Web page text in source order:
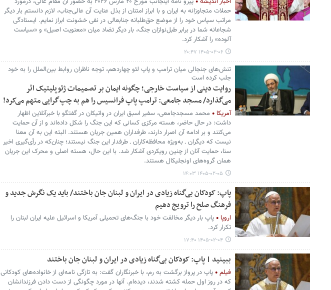
حملات متجاوزانه به ایران و با ابراز امتنان از بذل عنایت آن عالی‌جناب، لازم دانستم بار دیگر
مراتب سپاس خود را از موضع حق‌طلبانه جنابعالی در نفی خشونت ابراز نمایم. ایستادگی
شجاعانه شما در برابر طبل‌نوازان جنگ، بار دیگر تضاد میان «معنویت اصیل» و «سیاست
آلوده» را آشکار کرد.
۱۴۰۵-۰۲-۰۶ ۲۰:۴۷
تنش‌های جنجالی میان ترامپ و پاپ لئو چهاردهم، توجه ناظران روابط بین‌الملل را به خود
جلب کرده است
روایت دینی از سیاست خارجی؛ چگونه ایمان بر تصمیمات ژئوپلیتیک اثر
می‌گذارد/ مسجد جامعی: ترامپ پاپ فرانسیس را هم به چپ‌گرایی متهم می‌کرد!
آمریکا
محمد مسجدجامعی، سفیر اسبق ایران در واتیکان در گفتگو با خبرآنلاین اظهار
داشت: در حال حاضر، هسته مرکزی کسانی که این جنگ را شکل داده‌اند و از آن حمایت
می‌کنند و بر ادامه آن اصرار دارند، طرفداران همین جریان هستند. البته این به آن معنا
نیست که دیگران ـ به‌ویژه محافظه‌کاران ـ طرفدار این جنگ نیستند؛ چنان‌که در رأی‌گیری اخیر
سنا، حمایت آنان از چنین رویکردی آشکار شد. با این حال، هسته اصلی و محرک این جریان
همان گروه‌های اونجلیکال هستند.
۱۴۰۵-۰۲-۰۵ ۱۴:۰۳
پاپ: کودکان بی‌گناه زیادی در ایران و لبنان جان باختند/ باید یک نگرش جدید و
فرهنگ صلح را ترویج دهیم
اروپا
پاپ بار دیگر مخالفت خود با جنگ‌های تحمیلی آمریکا و اسرائیل علیه ایران لبنان را
تکرار کرد.
۱۴۰۵-۰۲-۰۴ ۱۷:۴۰
ببینید | پاپ: کودکان بی‌گناه زیادی در ایران و لبنان جان باختند
فیلم
پاپ در پرواز برگشت به رم، با خبرنگاران گفت: به تازگی نامه‌ای از خانواده‌های کودکانی
که در روز اول حمله کشته شدند، دیده‌ام. آنها در مورد چگونگی از دست دادن فرزندانشان